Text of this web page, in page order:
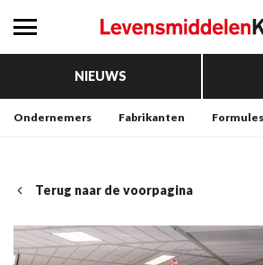
NIEUWS
Ondernemers Fabrikanten Formules
Terug naar de voorpagina